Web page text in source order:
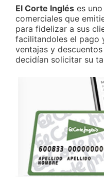
El Corte Inglés es
comerciales que
para fidelizar a sus
facilitandoles el pago
ventajas y
decidían solicitar su